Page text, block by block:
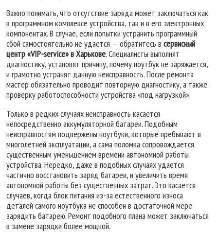
Важно понимать, что отсутствие заряда может заключаться как
в программном комплексе устройства, так и в его электронных
компонентах. В случае, если попытки устранить программный
сбой самостоятельно не удается — обратитесь всервисный
центр «VIP-service» в Харькове. Специалисты выполнят
диагностику, установят причину, почему ноутбук не заряжается,
и грамотно устранят данную неисправность. После ремонта
мастер обязательно проводит повторную диагностику, а также
проверку работоспособности устройства «под нагрузкой».
Только в редких случаях неисправность касается
непосредственно аккумуляторной батареи. Подобным
неисправностям подвержены ноутбуки, которые пребывают в
многолетней эксплуатации, а сама поломка сопровождается
существенным уменьшением времени автономной работы
устройства. Нередко, даже в подобных случаях удается
частично восстановить заряд батареи, и увеличить время
автономной работы без существенных затрат. Это касается
случаев, когда блок питания из-за естественного износа
деталей самого ноутбука не способен в достаточной мере
зарядить батарею. Ремонт подобного плана может заключаться
в замене зарядки более мощной.